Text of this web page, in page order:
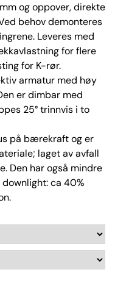
og oppover, direkte
behov demonteres
Leveres med
for flere
for K-rør.
armatur med høy
er dimbar med
25° trinnvis i to
på bærekraft og er
laget av avfall
Den har også mindre
ca 40%